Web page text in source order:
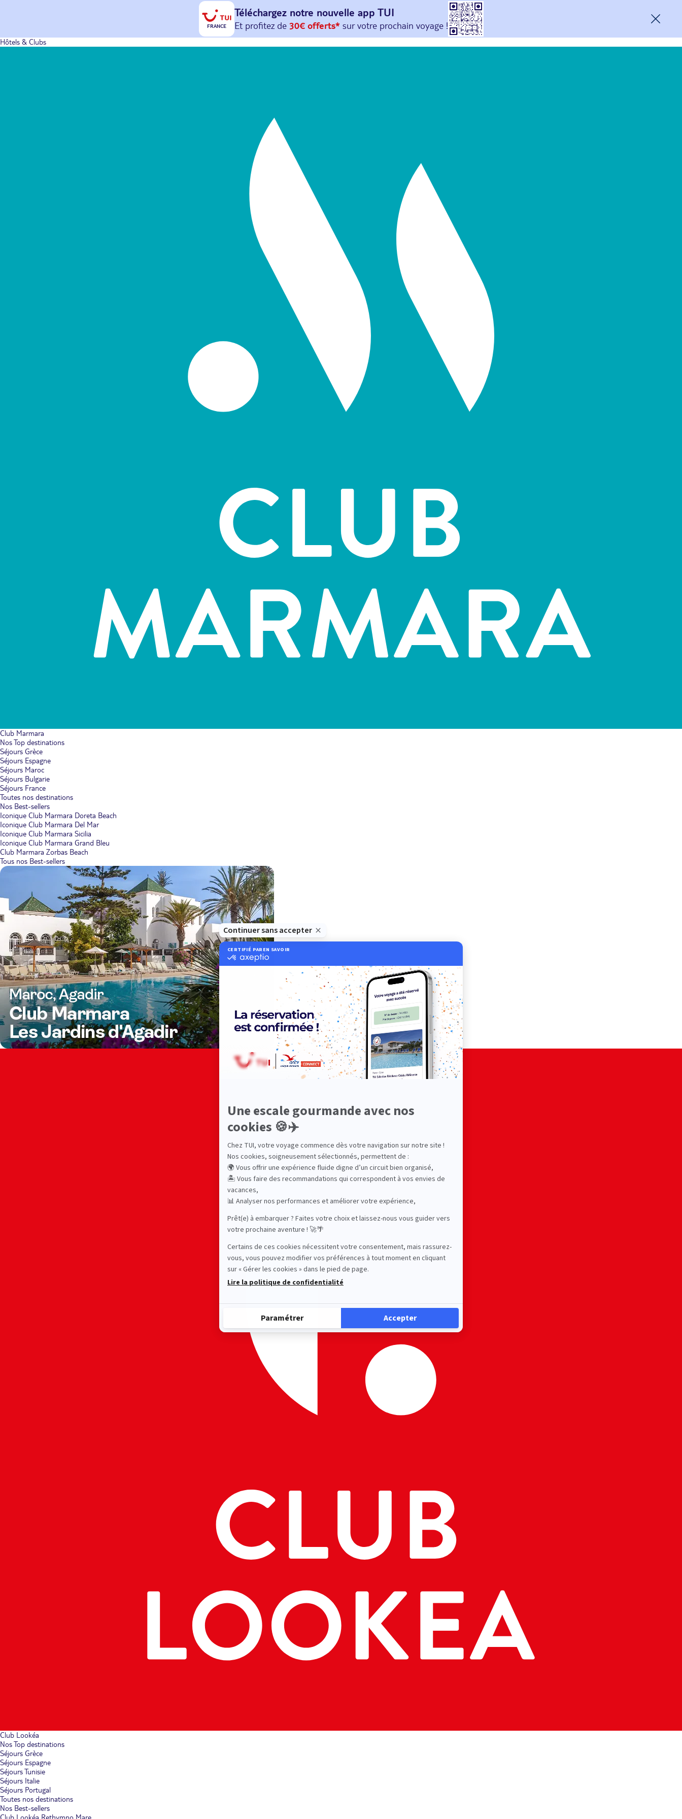
FRANCE
Téléchargez notre nouvelle app TUI
Et profitez de 30€ offerts*sur votreprochain
avec le code : HAPPYAPP
Hôtels & Clubs
Club Marmara
Nos Top destinations
Séjours Grèce
Séjours Espagne
Séjours Maroc
Séjours Bulgarie
Séjours France
Toutes nos destinations
Nos Best-sellers
Iconique Club Marmara Doreta Beach
Iconique Club Marmara Del Mar
Iconique Club Marmara Sicilia
Iconique Club Marmara Grand Bleu
Club Marmara Zorbas Beach
Tous nos Best-sellers
Club Lookéa
Nos Top destinations
Séjours Grèce
Séjours Espagne
Séjours Tunisie
Séjours Italie
Séjours Portugal
Toutes nos destinations
Nos Best-sellers